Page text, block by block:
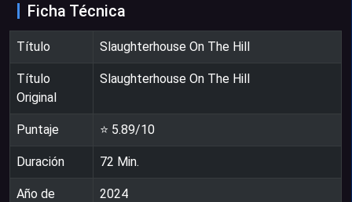
Ficha Técnica
Título Slaughterhouse On The Hill
Título
Original
Slaughterhouse On The Hill
Puntaje ⭐ 5.89/10
Duración 72 Min.
Año de
2024